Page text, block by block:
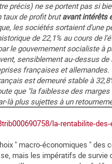
précis) ne se portent pas si
taux de profit brutavant intérêts
les sociétés sortaient
de 22,1% au cours de
le gouvernement socialiste à
sensiblement au-dessus
françaises et
est demeuré stable à
que "la faiblesse des
là plus sujettes à un
la-rentabilite-
" macro-économiques "
mais les impératifs de